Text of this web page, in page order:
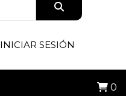
INICIAR SESIÓN
0